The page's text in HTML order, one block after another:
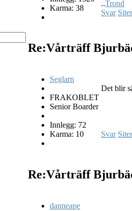
Karma: 38
..Trond
Svar Siter
Re:Vårträff
Seglarn
FRAKOBLET
Senior Boarder
Innlegg: 72
Karma: 10
Det blir
Svar Siter
Re:Vårträff
danneape